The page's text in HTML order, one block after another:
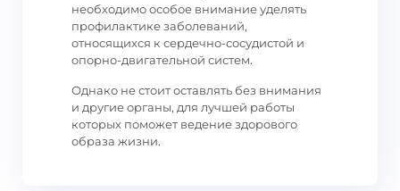
необходимо особое внимание уделять
профилактике заболеваний,
относящихся к сердечно-сосудистой и
опорно-двигательной систем.
Однако не стоит оставлять без внимания
и другие органы, для лучшей работы
которых поможет ведение здорового
образа жизни.